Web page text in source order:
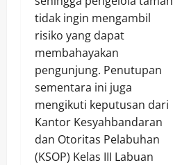
tidak ingin mengambil
risiko yang dapat
membahayakan
pengunjung. Penutupan
sementara ini juga
mengikuti keputusan dari
Kantor Kesyahbandaran
dan Otoritas Pelabuhan
(KSOP) Kelas III Labuan